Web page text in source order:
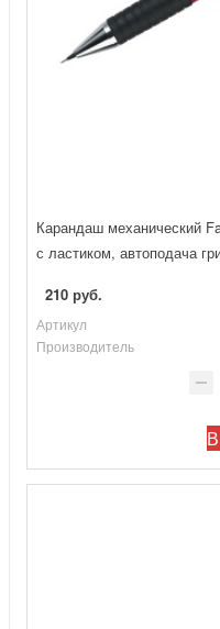
Карандаш механический
с ластиком, автоподача
210 руб.
Артикул
Производитель